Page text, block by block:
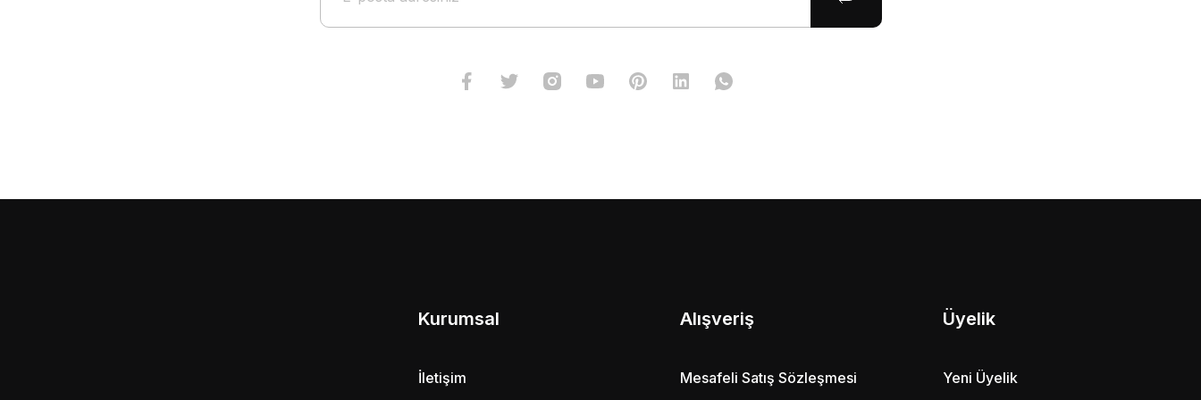
Kurumsal
İletişim
Alışveriş
Mesafeli Satış Sözleşmesi
Üyelik
Yeni Üyelik